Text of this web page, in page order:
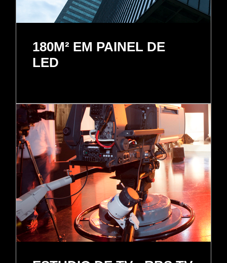
180M² EM PAINEL DE
LED